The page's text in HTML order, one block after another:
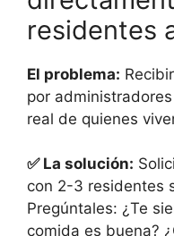
residentes
El problema:
por
real de quienes
✅ La solución:
con 2-3 residentes
Pregúntales: ¿Te
comida es buena?